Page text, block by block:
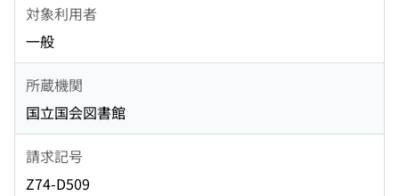
対象利用者
一般
所蔵機関
国立国会図書館
請求記号
Z74-D509